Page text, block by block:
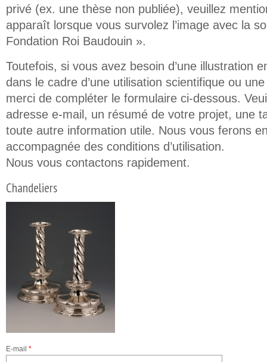
privé (ex. une thèse non publiée), veuillez
apparaît lorsque vous survolez l’image avec la
Fondation Roi Baudouin ».
Toutefois, si vous avez besoin d’une illustration
dans le cadre d’une utilisation scientifique ou
merci de compléter le formulaire ci-dessous.
adresse e-mail, un résumé de votre projet, une
toute autre information utile. Nous vous ferons
accompagnée des conditions d’utilisation.
Nous vous contactons rapidement.
Chandeliers
E-mail *